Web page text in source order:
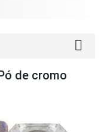
de cromo